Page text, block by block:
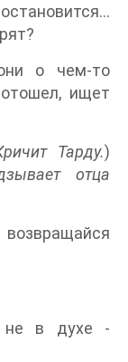
о чем-то
ищет
Тарду.)
отца
в духе -